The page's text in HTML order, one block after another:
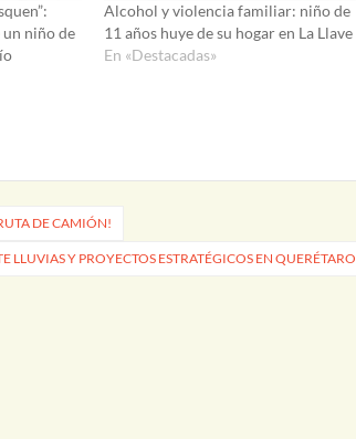
un niño de
Alcohol y violencia familiar: niño de
11 años huye de su hogar en La Llave
En «Destacadas»
DE CAMIÓN!
Y PROYECTOS ESTRATÉGICOS EN QUERÉTARO